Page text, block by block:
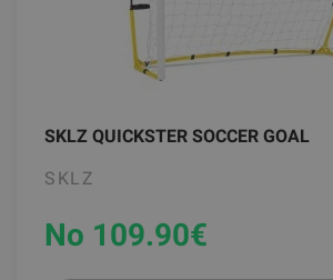
SKLZ QUICKSTER SOCCER GOAL
SKLZ
No 109.90€